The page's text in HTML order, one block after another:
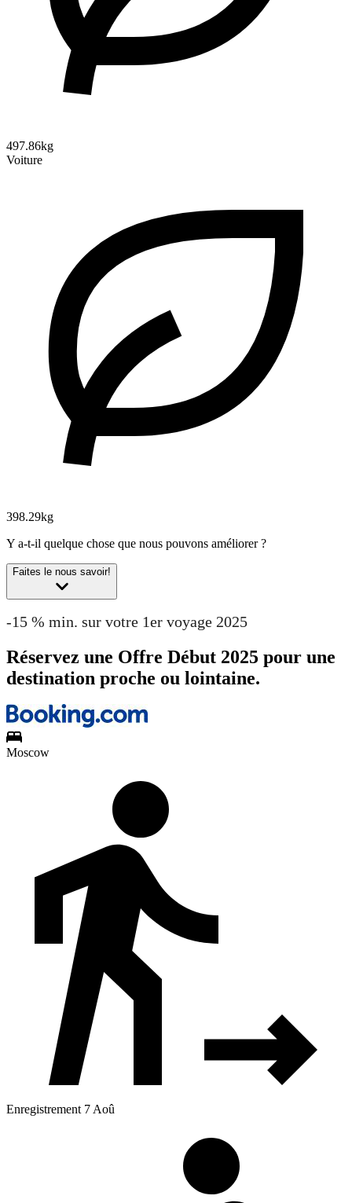
497.86kg
Voiture
398.29kg
Y a-t-il quelque chose que nous pouvons améliorer ?
Faites le nous savoir!
-15 % min. sur votre 1er voyage 2025
Réservez une Offre Début 2025 pour une
destination proche ou lointaine.
Moscow
Enregistrement 7 Aoû